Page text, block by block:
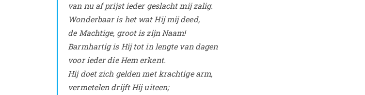
van nu af prijst ieder geslacht mij zalig.
Wonderbaar is het wat Hij mij deed,
de Machtige, groot is zijn Naam!
Barmhartig is Hij tot in lengte van dagen
voor ieder die Hem erkent.
Hij doet zich gelden met krachtige arm,
vermetelen drijft Hij uiteen;